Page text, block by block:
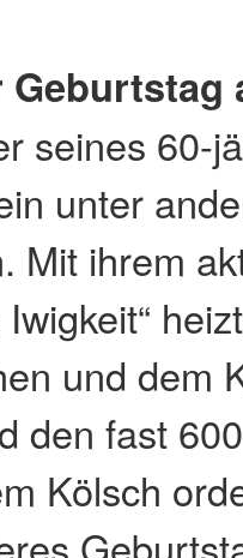
Geburtstag
seines 60-
unter
Mit ihrem
Iwigkeit“
und dem
den fast
Kölsch